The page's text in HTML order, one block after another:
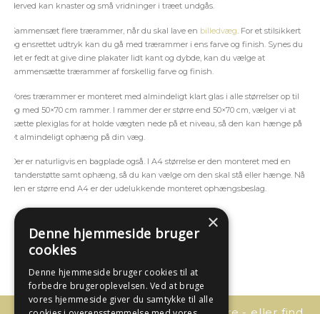
derved kan knaster og små vridninger i træet undgås.
Sammensæt flere trærammer, når du skal lave en billedvæg. For et stilsikkert
og ensrettet udtryk kan du gå med trærammer i ens farve og finish. Synes du
det er fedt at give dine plakater lidt kant og dybde, kan du vælge at
sammensætte trærammer af forskellig farve og finish.
Vores trærammer er monteret med almindeligt klart glas i alle størrelser op til
og med 50×70 cm rammer. I rammer der er større end 50×70 cm, vælger vi at
isætte plexiglas for at holde vægten nede på et niveau, så den kan hænge på
et almindeligt ophæng på din væg.
Der er naturligvis en bagplade også. I A4 størrelse er den monteret med en
standerstøtte samt ophæng, så du kan vælge om den skal stå eller hænge. Når
den er større end A4 er der udelukkende monteret ophængsbeslag.
×
Denne hjemmeside bruger
cookies
Denne hjemmeside bruger cookies til at
forbedre brugeroplevelsen. Ved at bruge
vores hjemmeside giver du samtykke til alle